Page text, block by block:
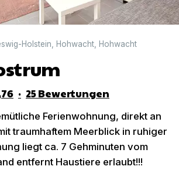
Holstein Hohwacht Hohwacht
· 25Bewertungen
Ferienwohnung, direkt an
traumhaftem Meerblick in ruhiger
liegt ca. 7 Gehminuten vom
entfernt Haustiere erlaubt!!!